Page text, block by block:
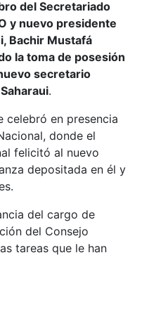
del Secretariado
y nuevo presidente
Bachir Mustafá
la toma de posesión
secretario
.
celebró en presencia
donde el
felicitó al nuevo
depositada en él y
del cargo de
del Consejo
tareas que le han